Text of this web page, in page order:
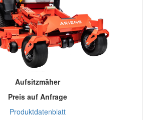
Aufsitzmäher
Preis auf Anfrage
Produktdatenblatt